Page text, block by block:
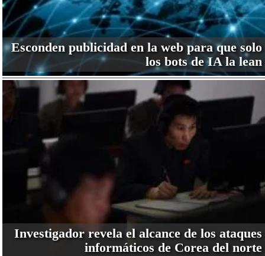
Esconden publicidad en la web para que solo
los bots de IA la lean
Investigador revela el alcance de los ataques
informáticos de Corea del norte